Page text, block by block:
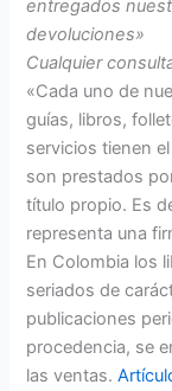
entregados
devoluciones»
Cualquier
«Cada uno de
guías, libros,
servicios tienen
son prestados
título propio. Es
representa una
En Colombia los
seriados de
publicaciones
procedencia, se
las ventas.